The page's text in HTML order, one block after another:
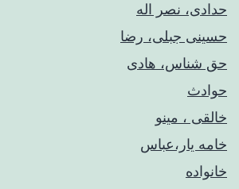
حدادی، نصر اله
حسینی جبلی، رضا
حق شناس، هادی
حوادث
خالقی ، مینو
خامه یار،عباس
خانواده